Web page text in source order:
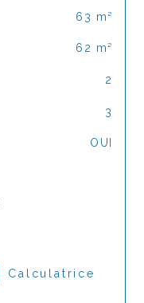
63 m²
62 m²
2
3
OUI
Calculatrice